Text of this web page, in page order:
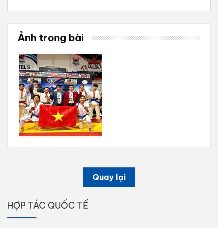
Ảnh trong bài
Quay lại
HỢP TÁC QUỐC TẾ